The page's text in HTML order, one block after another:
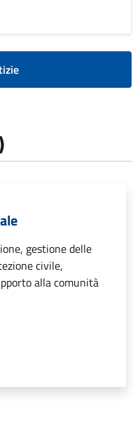
gestione delle
civile,
alla comunità